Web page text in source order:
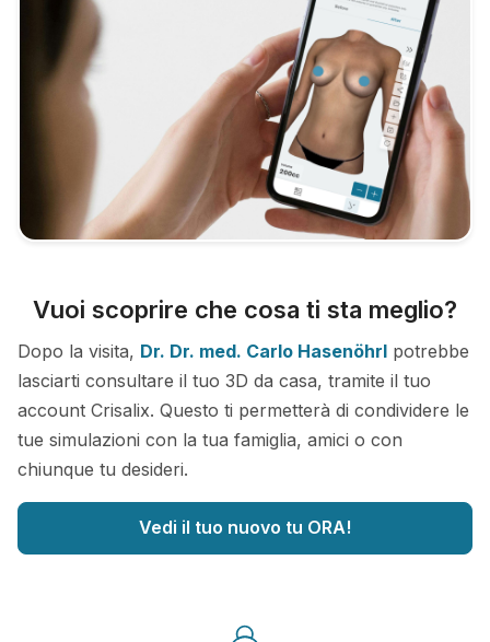
Vuoi scoprire che cosa ti sta meglio?
Dopo la visita, Dr. Dr. med. Carlo Hasenöhrl potrebbe
lasciarti consultare il tuo 3D da casa, tramite il tuo
account Crisalix. Questo ti permetterà di condividere le
tue simulazioni con la tua famiglia, amici o con
chiunque tu desideri.
Vedi il tuo nuovo tu ORA!